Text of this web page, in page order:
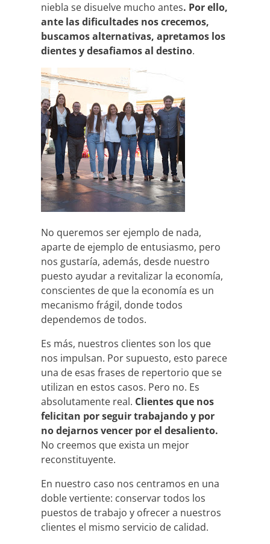
niebla se disuelve mucho antes. Por ello,
ante las dificultades nos crecemos,
buscamos alternativas, apretamos los
dientes y desafiamos al destino.
No queremos ser ejemplo de nada,
aparte de ejemplo de entusiasmo, pero
nos gustaría, además, desde nuestro
puesto ayudar a revitalizar la economía,
conscientes de que la economía es un
mecanismo frágil, donde todos
dependemos de todos.
Es más, nuestros clientes son los que
nos impulsan. Por supuesto, esto parece
una de esas frases de repertorio que se
utilizan en estos casos. Pero no. Es
absolutamente real. Clientes que nos
felicitan por seguir trabajando y por
no dejarnos vencer por el desaliento.
No creemos que exista un mejor
reconstituyente.
En nuestro caso nos centramos en una
doble vertiente: conservar todos los
puestos de trabajo y ofrecer a nuestros
clientes el mismo servicio de calidad.